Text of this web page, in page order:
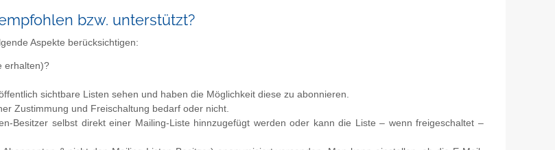
bzw. unterstützt?
Aspekte berücksichtigen:
erhalten)?
sichtbare Listen sehen und haben die Möglichkeit diese zu abonnieren.
Zustimmung und Freischaltung bedarf oder nicht.
Besitzer selbst direkt einer Mailing-Liste hinnzugefügt werden oder kann die Liste – wenn freigeschaltet –